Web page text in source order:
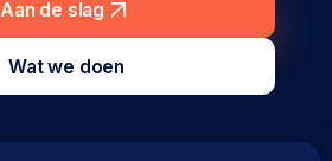
Aan de slag
Wat we doen